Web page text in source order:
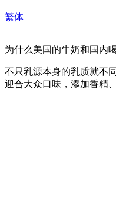
繁体
为什么美国的牛奶和国内
不只乳源本身的乳质就不
迎合大众口味，添加香精